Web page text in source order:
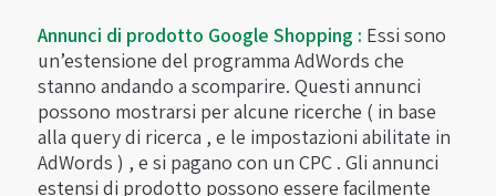
Annunci di prodotto Google Shopping : Essi sono
un’estensione del programma AdWords che
stanno andando a scomparire. Questi annunci
possono mostrarsi per alcune ricerche ( in base
alla query di ricerca , e le impostazioni abilitate in
AdWords ) , e si pagano con un CPC . Gli annunci
estensi di prodotto possono essere facilmente